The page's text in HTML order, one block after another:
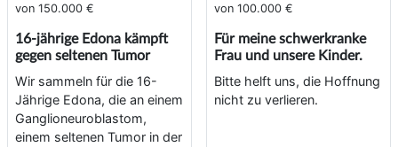
von 150.000 €
16-jährige Edona kämpft
gegen seltenen Tumor
Wir sammeln für die 16-
Jährige Edona, die an einem
Ganglioneuroblastom,
einem seltenen Tumor in der
von 100.000 €
Für meine schwerkranke
Frau und unsere Kinder.
Bitte helft uns, die Hoffnung
nicht zu verlieren.